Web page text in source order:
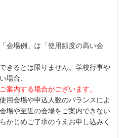
会場例」は「使用頻度の高い会
きるとは限りません。学校行事や
場合、
案内する場合がございます。
用会場や申込人数のバランスによ
場や至近の会場をご案内できない
かじめご了承のうえお申し込みく